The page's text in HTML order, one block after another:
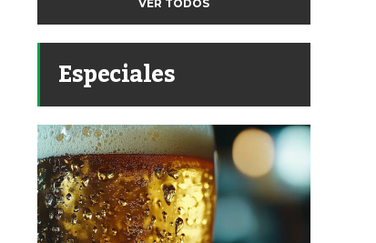
VER TODOS
Especiales